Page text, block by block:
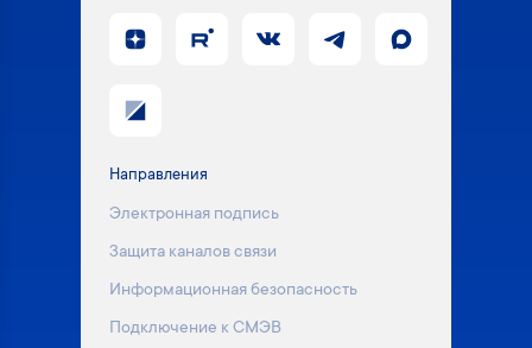
Направления
Электронная подпись
Защита каналов связи
Информационная безопасность
Подключение к СМЭВ